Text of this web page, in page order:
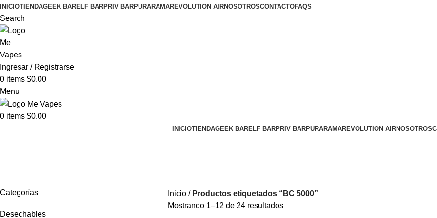
INICIOTIENDAGEEK BARELF BARPRIV BARPURARAMAREVOLUTION AIRNOSOTROSCONTACTOFAQS
Search
Ingresar / Registrarse
0 items $0.00
Menu
0 items $0.00
INICIOTIENDAGEEK BARELF BARPRIV BARPURARAMAREVOLUTION AIRNOSOTROS
Categorías
Desechables
Inicio
Productos etiquetados “BC 5000”
Mostrando 1–12 de 24 resultados